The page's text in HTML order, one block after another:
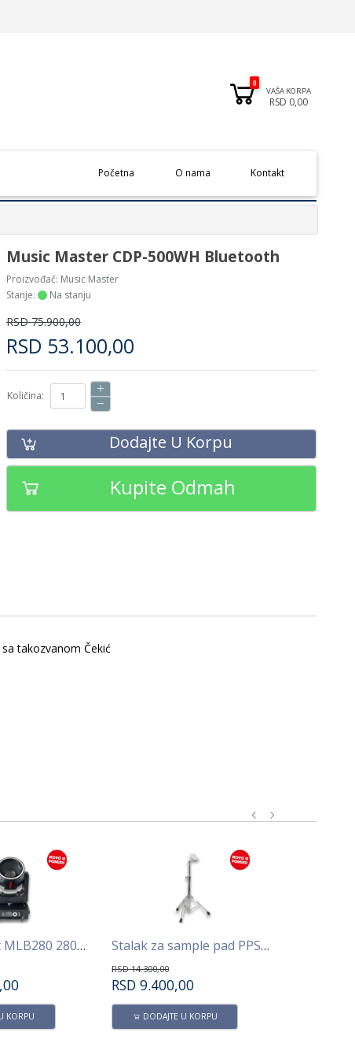
0
VAŠA KORPA
RSD 0,00
Početna O nama Kontakt
Music Master CDP-500WH Bluetooth
Proizvođač: Music Master
Stanje:
Na stanju
RSD 75.900,00
RSD 53.100,00
Količina:
Dodajte U Korpu
Kupite Odmah
takozvanom Čekić
Master light MLB280 280W Beam -Spot
KORPU
Stalak za sample pad PPS100 AVATAR
RSD 14.300,00
RSD 9.400,00
DODAJTE U KORPU